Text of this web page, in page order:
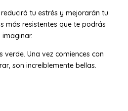
tu estrés y mejorarán tu
más resistentes que te podrás
imaginar.
verde. Una vez comiences con
son increíblemente bellas.